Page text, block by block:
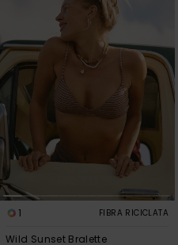
1 FIBRA RICICLATA
Wild Sunset Bralette